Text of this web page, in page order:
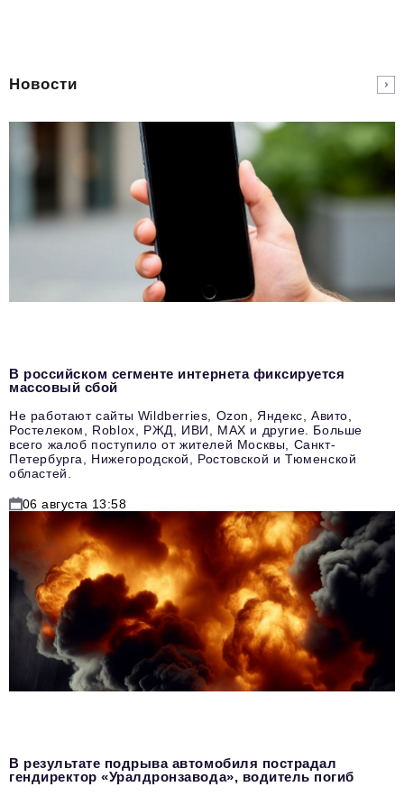
Новости
В российском сегменте интернета фиксируется
массовый сбой
Не работают сайты Wildberries, Ozon, Яндекс, Авито,
Ростелеком, Roblox, РЖД, ИВИ, MAX и другие. Больше
всего жалоб поступило от жителей Москвы, Санкт-
Петербурга, Нижегородской, Ростовской и Тюменской
областей.
06 августа 13:58
В результате подрыва автомобиля пострадал
гендиректор «Уралдронзавода», водитель погиб